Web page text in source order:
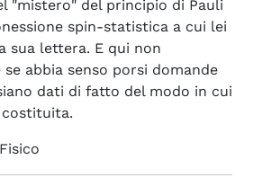
"mistero" del principio di Pauli
spin-statistica a cui lei
sua lettera. E qui non
abbia senso porsi domande
dati di fatto del modo in cui
costituita.